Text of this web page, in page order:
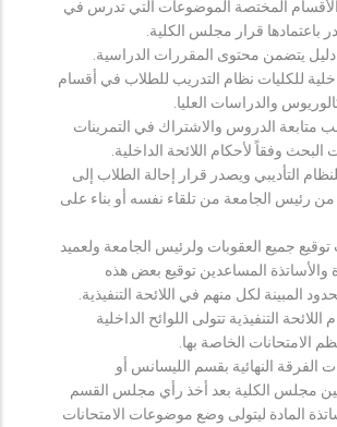
المختصة الموضوعات التي تدرس في
باعتمادها قرار مجلس الكلية.
يتضمن محتوى المقررات الدراسية.
للكليات نظام التدريب للطلاب في أقسام
والدراسات العليا.
متابعة الدروس والاشتراك في التمرينات
البحث وفقاً لأحكام اللائحة الداخلية.
التأديبي ويصدر قرار إحالة الطلاب إلى
رئيس الجامعة من تلقاء نفسه أو بناء على
جميع العقوبات ولرئيس الجامعة ولعميد
والأساتذة المساعدين توقيع بعض هذه
المبينة لكل منهم في اللائحة التنفيذية.
التنفيذية تتولى اللوائح الداخلية
الامتحانات الخاصة بها.
الفرقة النهائية بقسم الليسانس أو
مجلس الكلية بعد أخذ رأي مجلس القسم
المادة ليتولى وضع موضوعات الامتحانات